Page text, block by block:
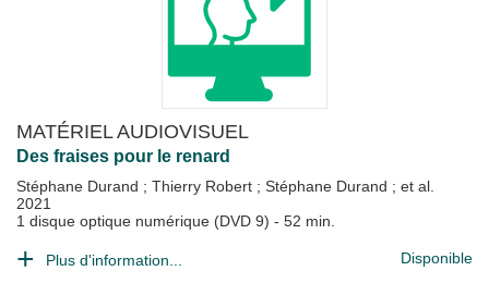
MATÉRIEL AUDIOVISUEL
Des fraises pour le renard
Stéphane Durand ; Thierry Robert ; Stéphane Durand ; et al.
2021
1 disque optique numérique (DVD 9) - 52 min.
Plus d'information... Disponible